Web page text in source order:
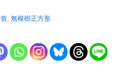
, 無根樹正方形